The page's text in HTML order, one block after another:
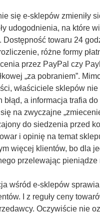
się e-sklepów zmieniły
udogodnienia, na które
Dostępność towaru 24
różne formy
przez PayPal czy
„za pobraniem”.
właściciele sklepów
błąd, a informacja trafia
się na zwyczajne
do siedzenia przed
i opinię na temat
więcej klientów, bo dla
przelewając pieniądze
wśród e-sklepów
I z reguły ceny
Oczywiście nie